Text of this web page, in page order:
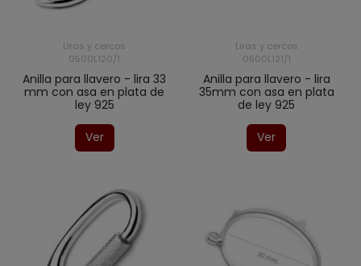
Liras y cercos
0500L120/1
Anilla para llavero - lira 33
mm con asa en plata de
ley 925
Ver
Liras y cercos
0500L121/1
Anilla para llavero - lira
35mm con asa en plata
de ley 925
Ver